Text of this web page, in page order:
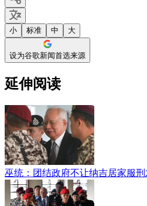
小 标准 中 大
设为谷歌新闻首选来源
延伸阅读
巫统：团结政府不让纳吉居家服